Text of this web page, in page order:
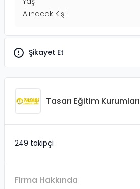
Alınacak Kişi
Şikayet Et
Tasarı Eğitim Kurumları
249 takipçi
Firma Hakkında